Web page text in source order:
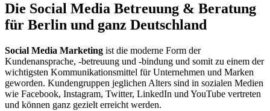
Die Social Media Betreuung & Beratung
für Berlin und ganz Deutschland
Social Media Marketing ist die moderne Form der
Kundenansprache, -betreuung und -bindung und somit zu einem der
wichtigsten Kommunikationsmittel für Unternehmen und Marken
geworden. Kundengruppen jeglichen Alters sind in sozialen Medien
wie Facebook, Instagram, Twitter, LinkedIn und YouTube vertreten
und können ganz gezielt erreicht werden.